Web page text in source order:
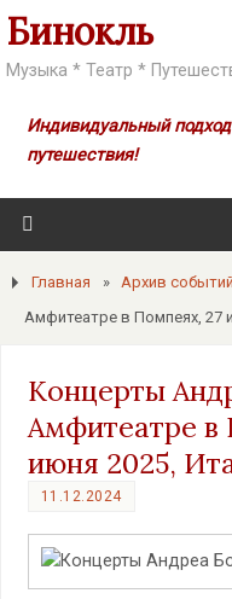
Бинокль
Музыка * Театр *
Индивидуальный
путешествия!
Главная » Архив событий
Амфитеатре в Помпеях, 27
Концерты
Амфитеатре в
июня 2025,
11.12.2024